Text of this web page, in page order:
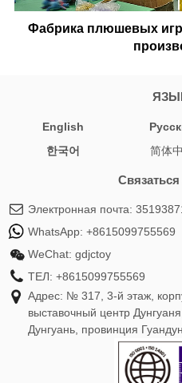
Фабрика плюшевых
English
한국어
简体
Электронная почта:
WhatsApp: +8615099755569
WeChat: gdjctoy
ТЕЛ: +8615099755569
Адрес: № 317, 3-й этаж,
выставочный центр
Дунгуань, провинция